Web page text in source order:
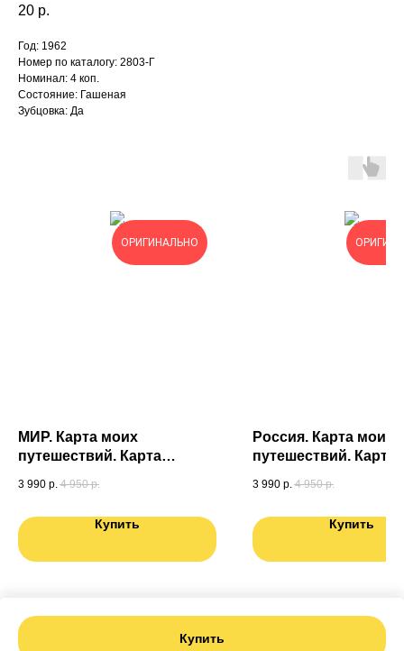
20 р.
Купить
Год: 1962
Номер по каталогу: 2803-Г
Номинал: 4 коп.
Состояние: Гашеная
Зубцовка: Да
ОРИГИНАЛЬНО
МИР. Карта моих
путешествий. Карта
специально для Вас. Карта
3 990 р. 4 950 р.
Купить
Россия. Карта моих
путешествий. Карта
специально для
3 990 р. 4 950 р.
Купить